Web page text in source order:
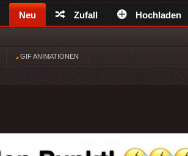
Neu Zufall Hochladen
GIF ANIMATIONEN